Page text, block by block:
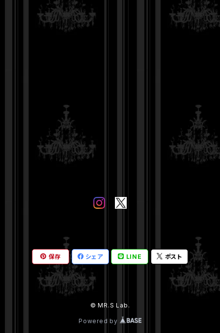
保存 シェア LINE ポスト
© MR.S Lab.
Powered by